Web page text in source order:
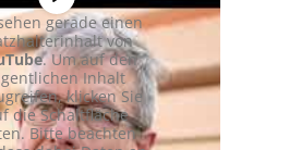
gerade einen
von
. Um auf den
Inhalt
klicken Sie
die Schaltfläche
Bitte beachten